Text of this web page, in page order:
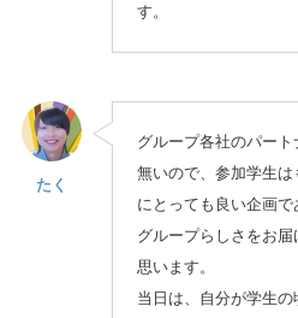
す。
たく
グループ各社のパー
無いので、参加学生
にとっても良い企画
グループらしさをお
思います。
当日は、自分が学生